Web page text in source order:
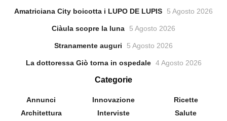
Amatriciana City boicotta i LUPO DE LUPIS 5 Agosto 2026
Ciàula scopre la luna 5 Agosto 2026
Stranamente auguri 5 Agosto 2026
La dottoressa Giò torna in ospedale 4 Agosto 2026
Categorie
Annunci
Architettura
Innovazione
Interviste
Ricette
Salute